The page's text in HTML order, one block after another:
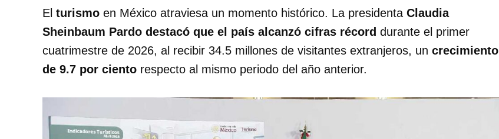
El turismo en México atraviesa un momento histórico. La presidenta Claudia
Sheinbaum Pardo destacó que el país alcanzó cifras récord durante el primer
cuatrimestre de 2026, al recibir 34.5 millones de visitantes extranjeros, un crecimiento
de 9.7 por ciento respecto al mismo periodo del año anterior.